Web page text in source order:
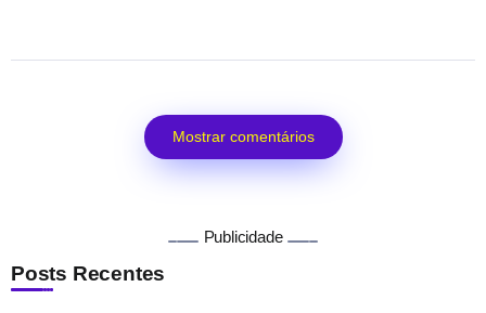
Mostrar comentários
Publicidade
Posts Recentes